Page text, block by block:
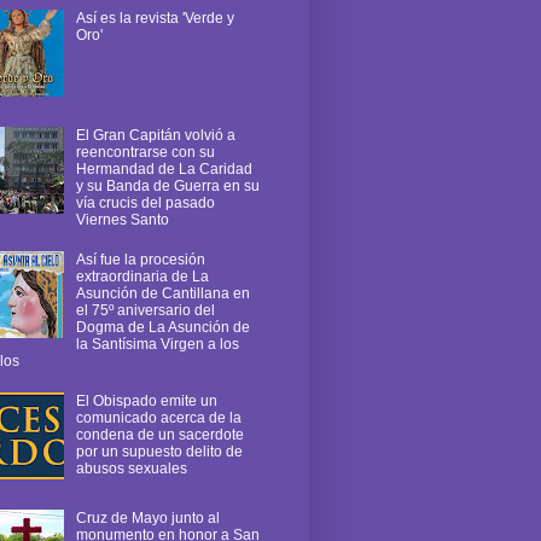
Así es la revista 'Verde y
Oro'
El Gran Capitán volvió a
reencontrarse con su
Hermandad de La Caridad
y su Banda de Guerra en su
vía crucis del pasado
Viernes Santo
Así fue la procesión
extraordinaria de La
Asunción de Cantillana en
el 75º aniversario del
Dogma de La Asunción de
la Santísima Virgen a los
El Obispado emite un
comunicado acerca de la
condena de un sacerdote
por un supuesto delito de
abusos sexuales
Cruz de Mayo junto al
monumento en honor a San